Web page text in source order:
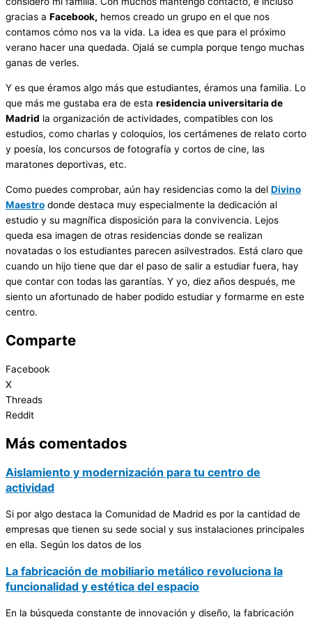
gracias a Facebook, hemos creado un grupo en el que nos
contamos cómo nos va la vida. La idea es que para el próximo
verano hacer una quedada. Ojalá se cumpla porque tengo muchas
ganas de verles.
Y es que éramos algo más que estudiantes, éramos una familia. Lo
que más me gustaba era de esta residencia universitaria de
Madrid la organización de actividades, compatibles con los
estudios, como charlas y coloquios, los certámenes de relato corto
y poesía, los concursos de fotografía y cortos de cine, las
maratones deportivas, etc.
Como puedes comprobar, aún hay residencias como la del Divino
Maestro donde destaca muy especialmente la dedicación al
estudio y su magnífica disposición para la convivencia. Lejos
queda esa imagen de otras residencias donde se realizan
novatadas o los estudiantes parecen asilvestrados. Está claro que
cuando un hijo tiene que dar el paso de salir a estudiar fuera, hay
que contar con todas las garantías. Y yo, diez años después, me
siento un afortunado de haber podido estudiar y formarme en este
centro.
Comparte
Facebook
X
Threads
Reddit
Más comentados
Aislamiento y modernización para tu centro de
actividad
Si por algo destaca la Comunidad de Madrid es por la cantidad de
empresas que tienen su sede social y sus instalaciones principales
en ella. Según los datos de los
La fabricación de mobiliario metálico revoluciona la
funcionalidad y estética del espacio
En la búsqueda constante de innovación y diseño, la fabricación